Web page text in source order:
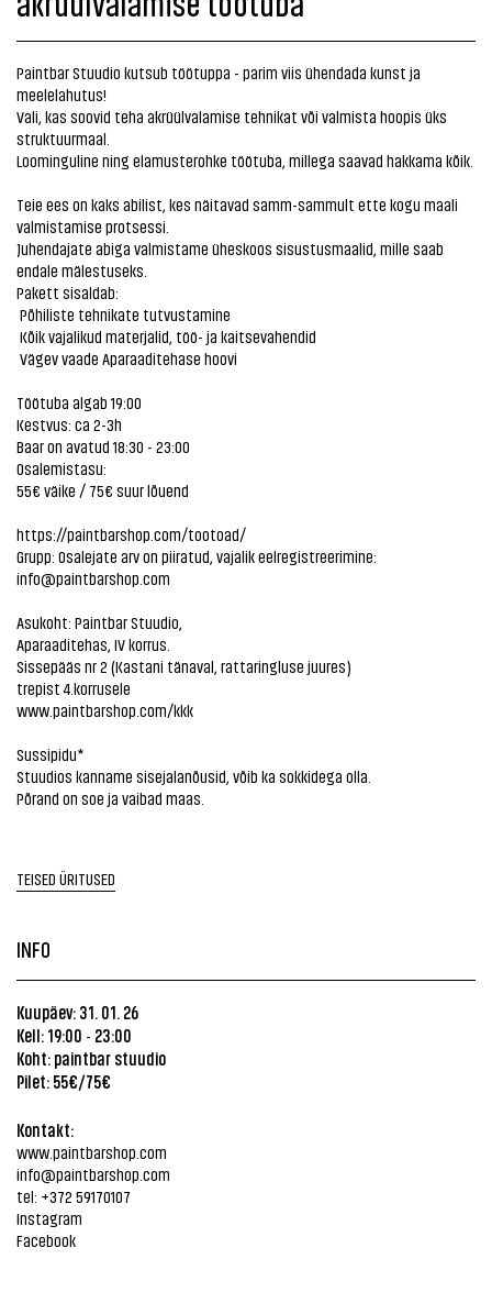
Paintbar Stuudio kutsub töötuppa - parim viis ühendada kunst ja
meelelahutus!
Vali, kas soovid teha akrüülvalamise tehnikat või valmista hoopis üks
struktuurmaal.
Loominguline ning elamusterohke töötuba, millega saavad hakkama kõik.
Teie ees on kaks abilist, kes näitavad samm-sammult ette kogu maali
valmistamise protsessi.
Juhendajate abiga valmistame üheskoos sisustusmaalid, mille saab
endale mälestuseks.
Pakett sisaldab:
Põhiliste tehnikate tutvustamine
Kõik vajalikud materjalid, töö- ja kaitsevahendid
Vägev vaade Aparaaditehase hoovi
Töötuba algab 19:00
Kestvus: ca 2-3h
Baar on avatud 18:30 - 23:00
Osalemistasu:
55€ väike / 75€ suur lõuend
https://paintbarshop.com/tootoad/
Grupp: Osalejate arv on piiratud, vajalik eelregistreerimine:
info@paintbarshop.com
Asukoht: Paintbar Stuudio,
Aparaaditehas, IV korrus.
Sissepääs nr 2 (Kastani tänaval, rattaringluse juures)
trepist 4.korrusele
www.paintbarshop.com/kkk
Sussipidu*
Stuudios kanname sisejalanõusid, võib ka sokkidega olla.
Põrand on soe ja vaibad maas.
TEISED ÜRITUSED
INFO
Kuupäev: 31. 01. 26
Kell: 19:00 - 23:00
Koht: paintbar stuudio
Pilet: 55€/75€
Kontakt:
www.paintbarshop.com
info@paintbarshop.com
tel: +372 59170107
Instagram
Facebook